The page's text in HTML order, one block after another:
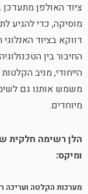
ציוד האולפן
מוסיקה, כדי להגיע
דווקא בציוד
החיבור בין
הייחודי, מניב
משמש אותנו גם
מיוחדים.
הלן רשימה חלקית
ומיקס:
מערכות הקלטה ועריכה